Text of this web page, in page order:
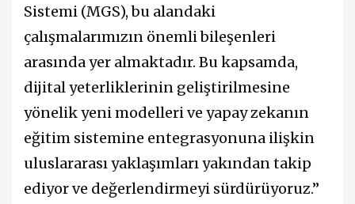
Sistemi (MGS), bu alandaki
çalışmalarımızın önemli bileşenleri
arasında yer almaktadır. Bu kapsamda,
dijital yeterliklerinin geliştirilmesine
yönelik yeni modelleri ve yapay zekanın
eğitim sistemine entegrasyonuna ilişkin
uluslararası yaklaşımları yakından takip
ediyor ve değerlendirmeyi sürdürüyoruz.”